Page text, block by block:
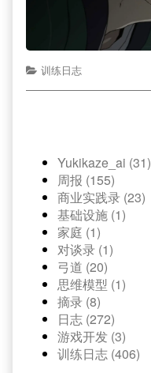
训练日志
Yukikaze_ai (31)
周报 (155)
商业实践录 (23)
基础设施 (1)
家庭 (1)
对谈录 (1)
弓道 (20)
思维模型 (1)
摘录 (8)
日志 (272)
游戏开发 (3)
训练日志 (406)